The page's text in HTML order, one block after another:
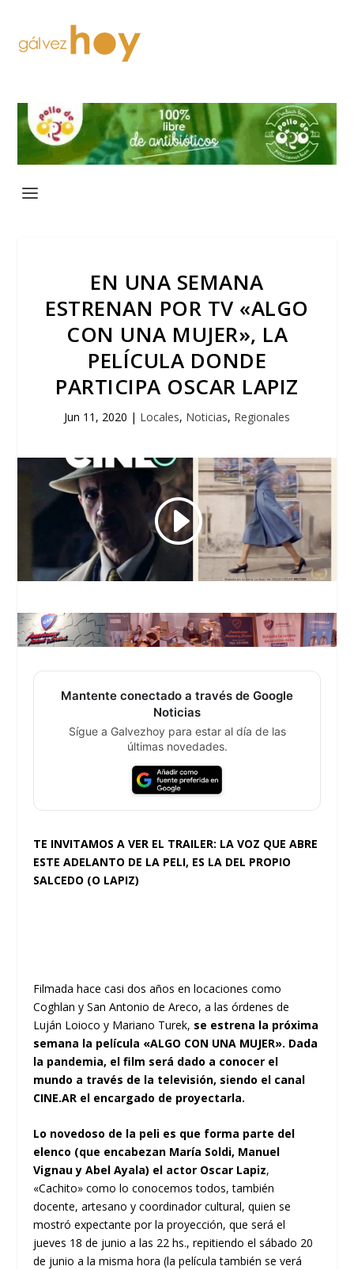
EN UNA SEMANA
ESTRENAN POR TV «ALGO
CON UNA MUJER», LA
PELÍCULA DONDE
PARTICIPA OSCAR LAPIZ
Jun 11, 2020 | Locales, Noticias, Regionales
Mantente conectado a través de Google
Noticias
Sígue a Galvezhoy para estar al día de las
últimas novedades.
TE INVITAMOS A VER EL TRAILER: LA VOZ QUE ABRE
ESTE ADELANTO DE LA PELI, ES LA DEL PROPIO
SALCEDO (O LAPIZ)
Filmada hace casi dos años en locaciones como
Coghlan y San Antonio de Areco, a las órdenes de
Luján Loioco y Mariano Turek, se estrena la próxima
semana la película «ALGO CON UNA MUJER». Dada
la pandemia, el film será dado a conocer el
mundo a través de la televisión, siendo el canal
CINE.AR el encargado de proyectarla.
Lo novedoso de la peli es que forma parte del
elenco (que encabezan María Soldi, Manuel
Vignau y Abel Ayala) el actor Oscar Lapiz,
«Cachito» como lo conocemos todos, también
docente, artesano y coordinador cultural, quien se
mostró expectante por la proyección, que será el
jueves 18 de junio a las 22 hs., repitiendo el sábado 20
de junio a la misma hora (la película también se verá